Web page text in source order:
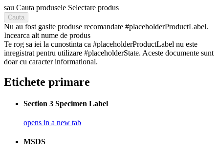
sau Cauta produsele Selectare produs
Cauta
Nu au fost gasite produse recomandate #placeholderProductLabel.
Incearca alt nume de produs
Te rog sa iei la cunostinta ca #placeholderProductLabel nu este
inregistrat pentru utilizare #placeholderState. Aceste documente sunt
doar cu caracter informational.
Etichete primare
Section 3 Specimen Label
opens in a new tab
MSDS